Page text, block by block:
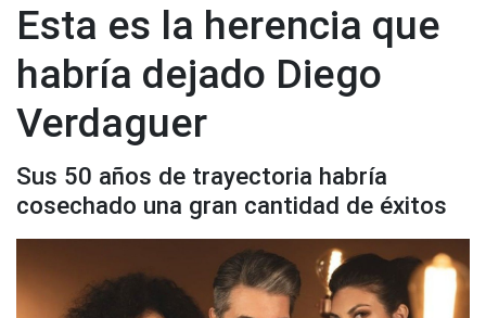
Esta es la herencia que
habría dejado Diego
Verdaguer
Sus 50 años de trayectoria habría
cosechado una gran cantidad de éxitos